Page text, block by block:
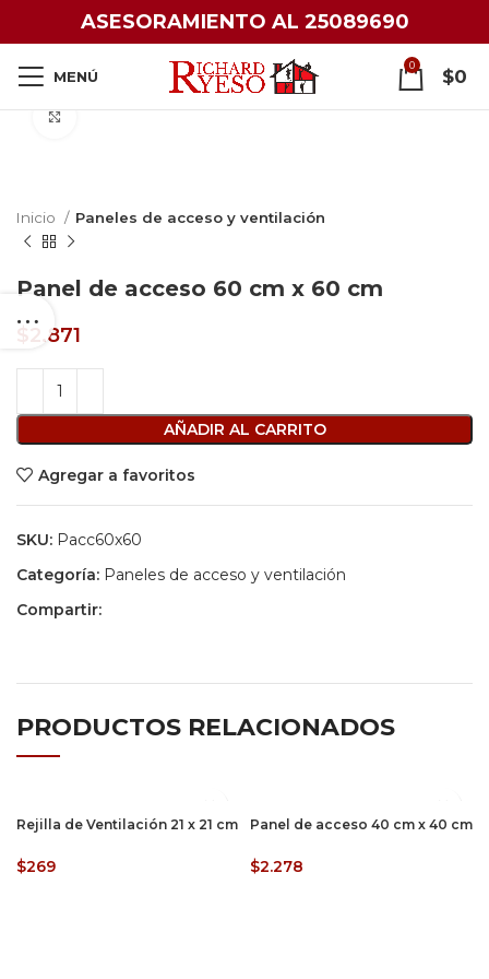
ASESORAMIENTO AL 25089690
MENÚ
0 $0
Inicio Paneles de acceso y ventilación
Panel de acceso 60 cm x 60 cm
$2.871
AÑADIR AL CARRITO
Agregar a favoritos
SKU: Pacc60x60
Categoría: Paneles de acceso y ventilación
Compartir:
PRODUCTOS RELACIONADOS
Rejilla de Ventilación 21 x 21 cm
$269
Panel de acceso 40 cm x 40 cm
$2.278